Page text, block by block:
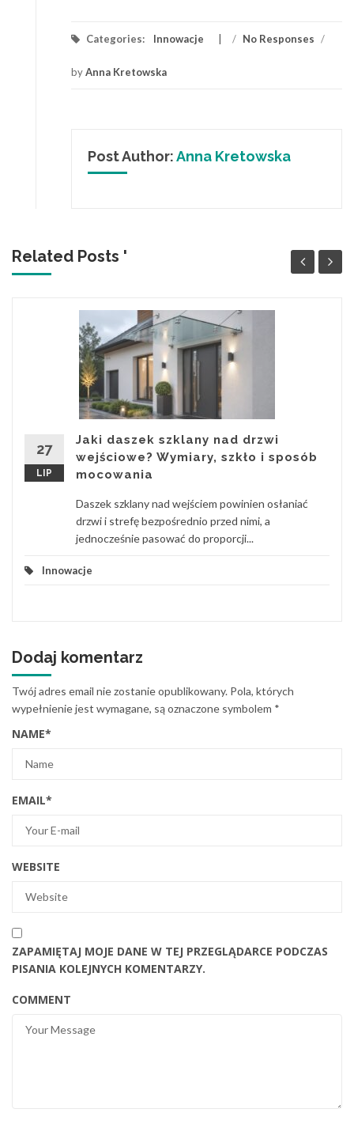
Categories: Innowacje / No Responses /
byAnna Kretowska
Post Author:Anna Kretowska
Related Posts '
27
LIP
Jaki daszek szklany nad drzwi
wejściowe? Wymiary, szkło i sposób
mocowania
Daszek szklany nad wejściem powinien osłaniać
drzwi i strefę bezpośrednio przed nimi, a
jednocześnie pasować do proporcji...
Innowacje
Dodaj komentarz
Twój adres email nie zostanie opublikowany. Pola, których
wypełnienie jest wymagane, są oznaczone symbolem *
NAME*
EMAIL*
WEBSITE
ZAPAMIĘTAJ MOJE DANE W TEJ PRZEGLĄDARCE PODCZAS
PISANIA KOLEJNYCH KOMENTARZY.
COMMENT